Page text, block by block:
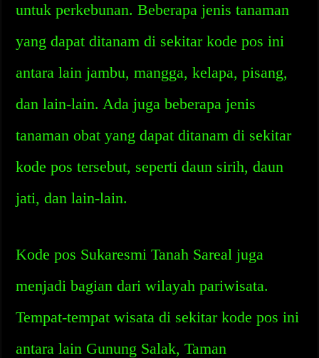
untuk perkebunan. Beberapa jenis tanaman
yang dapat ditanam di sekitar kode pos ini
antara lain jambu, mangga, kelapa, pisang,
dan lain-lain. Ada juga beberapa jenis
tanaman obat yang dapat ditanam di sekitar
kode pos tersebut, seperti daun sirih, daun
jati, dan lain-lain.
Kode pos Sukaresmi Tanah Sareal juga
menjadi bagian dari wilayah pariwisata.
Tempat-tempat wisata di sekitar kode pos ini
antara lain Gunung Salak, Taman